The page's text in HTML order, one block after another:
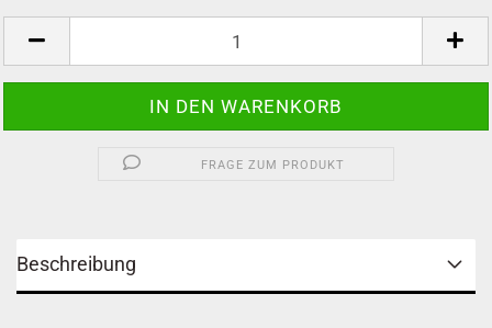
FRAGE ZUM PRODUKT
Beschreibung